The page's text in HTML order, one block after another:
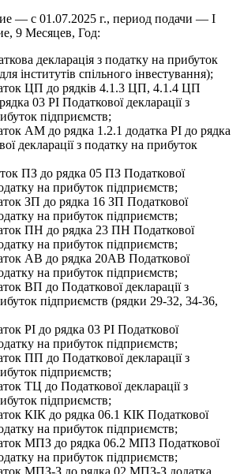
— с 01.07.2025 г., период подачи — І
9 Месяцев, Год:
декларація з податку на прибуток
інститутів спільного інвестування);
ЦП до рядків 4.1.3 ЦП, 4.1.4 ЦП
03 РІ Податкової декларації з
підприємств;
АМ до рядка 1.2.1 додатка РІ до рядка
декларації з податку на прибуток
ПЗ до рядка 05 ПЗ Податкової
на прибуток підприємств;
ЗП до рядка 16 ЗП Податкової
на прибуток підприємств;
ПН до рядка 23 ПН Податкової
на прибуток підприємств;
АВ до рядка 20АВ Податкової
на прибуток підприємств;
ВП до Податкової декларації з
підприємств (рядки 29-32, 34-36,
РІ до рядка 03 РІ Податкової
на прибуток підприємств;
ПП до Податкової декларації з
підприємств;
ТЦ до Податкової декларації з
підприємств;
КІК до рядка 06.1 КІК Податкової
на прибуток підприємств;
МПЗ до рядка 06.2 МПЗ Податкової
на прибуток підприємств;